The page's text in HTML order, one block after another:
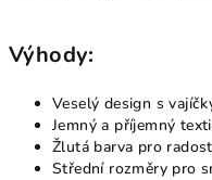
Výhody:
Veselý design s
Jemný a příjemný
Žlutá barva pro
Střední rozměry pro